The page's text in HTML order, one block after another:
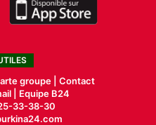
groupe | Contact
|
Equipe B24
33-38-30